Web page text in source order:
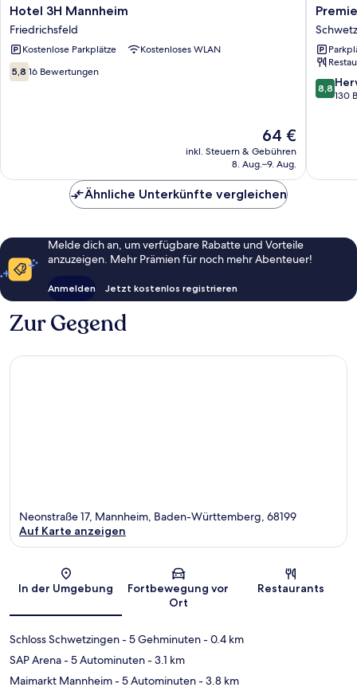
Hotel
3H
Mannheim
Friedrichsfeld
Hotel 3H Mannheim
Friedrichsfeld
Kostenlose Parkplätze Kostenloses WLAN
5.8
von
5,8 16 Bewertungen
Der
Preis
beträgt
64 €
inkl. Steuern & Gebühren
8. Aug.–9. Aug.
Premier
Inn
City
Centre
8.8
von
8,8
130
Ähnliche Unterkünfte vergleichen
Melde dich an, um verfügbare Rabatte und Vorteile
anzuzeigen. Mehr Prämien für noch mehr Abenteuer!
Anmelden Jetzt kostenlos registrieren
Zur Gegend
Karte
Neonstraße 17, Mannheim, Baden-Württemberg, 68199
Auf Karte anzeigen
In der Umgebung
Fortbewegung vor
Ort
Restaurants
Schloss Schwetzingen- 5 Gehminuten- 0.4 km
SAP Arena- 5 Autominuten- 3.1 km
Maimarkt Mannheim- 5 Autominuten- 3.8 km